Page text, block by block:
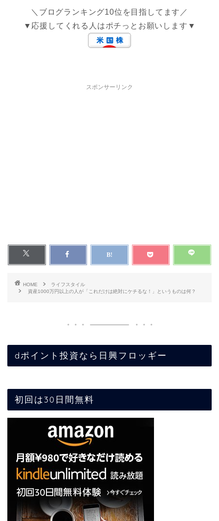
＼ブログランキング10位を目指してます／
▼応援してくれる人はポチっとお願いします▼
スポンサーリンク
HOME
ライフスタイル
資産1000万円以上の人が「これだけは絶対にケチるな！」というものは何？
dポイント投資なら日興フロッギー
初回は30日間無料